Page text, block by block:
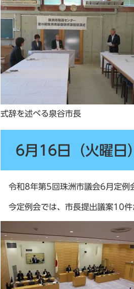
式辞を述べる泉谷市長
6月16日（火曜日
令和8年第5回珠洲市議会6月定例
今定例会では、市長提出議案10件